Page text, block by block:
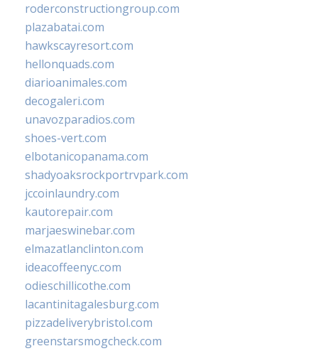
roderconstructiongroup.com
plazabatai.com
hawkscayresort.com
hellonquads.com
diarioanimales.com
decogaleri.com
unavozparadios.com
shoes-vert.com
elbotanicopanama.com
shadyoaksrockportrvpark.com
jccoinlaundry.com
kautorepair.com
marjaeswinebar.com
elmazatlanclinton.com
ideacoffeenyc.com
odieschillicothe.com
lacantinitagalesburg.com
pizzadeliverybristol.com
greenstarsmogcheck.com